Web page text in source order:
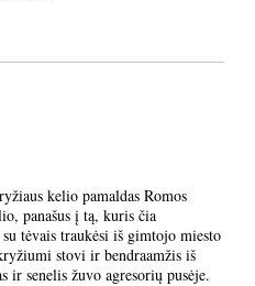
kelio pamaldas Romos
panašus į tą, kuris čia
tėvais traukėsi iš gimtojo miesto
stovi ir bendraamžis iš
ir senelis žuvo agresorių pusėje.